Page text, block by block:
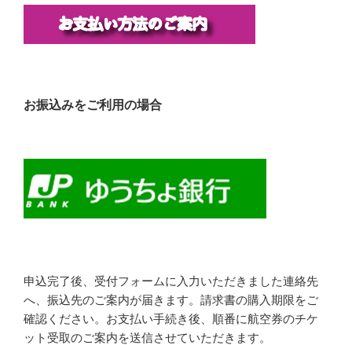
お振込みをご利用の場合
申込完了後、受付フォームに入力いただきました連絡先
へ、振込先のご案内が届きます。請求書の購入期限をご
確認ください。お支払い手続き後、順番に航空券のチケ
ット受取のご案内を送信させていただきます。